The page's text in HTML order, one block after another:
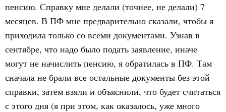
пенсию. Справку мне делали (точнее, не делали) 7
месяцев. В ПФ мне предварительно сказали, чтобы я
приходила только со всеми документами. Узнав в
сентябре, что надо было подать заявление, иначе
могут не начислить пенсию, я обратилась в ПФ. Там
сначала не брали все остальные документы без этой
справки, затем взяли и объяснили, что будет считаться
с этого дня (я при этом, как оказалось, уже много